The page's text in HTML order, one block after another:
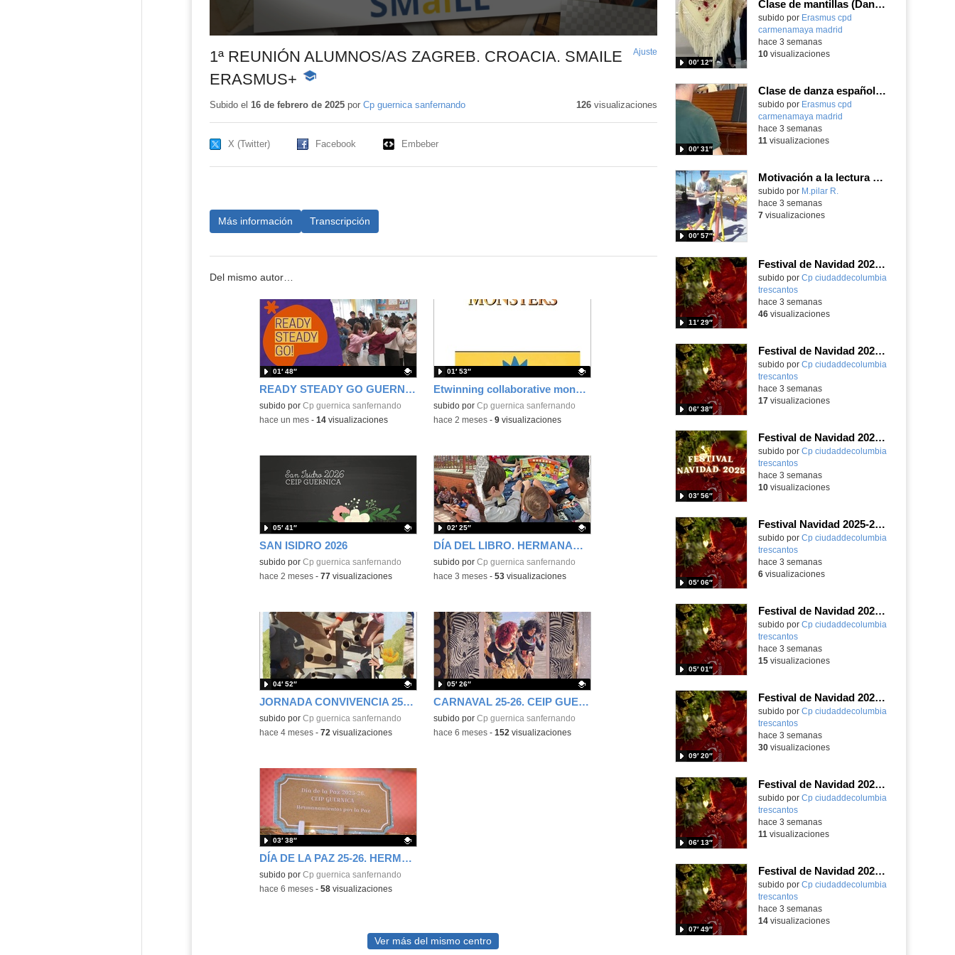
1ª REUNIÓN ALUMNOS/AS ZAGREB. CROACIA. SMAILE
ERASMUS+
-
educativo
Ajuste
pantalla
Subido el 16 de febrero de 2025por Cp guernica sanfernando 126visualizaciones
X (Twitter) Facebook Embeber
Más información Transcripción
Del mismo autor…
READY STEADY GO GUERNICA
Contenido educativo.
subido por Cp guernica sanfernando
01′ 48″
-hace un mes- 14visualizaciones
Etwinning collaborative monsters AI
Contenido educativo.
subido por Cp guernica sanfernando
01′ 53″
-hace 2 meses- 9visualizaciones
SAN ISIDRO 2026
Contenido educativo.
subido por Cp guernica sanfernando
05′ 41″
-hace 2 meses- 77 visualizaciones
DÍA DEL LIBRO. HERMANAMIENTOS
Contenido educativo.
subido por Cp guernica sanfernando
02′ 25″
-hace 3 meses- 53visualizaciones
JORNADA CONVIVENCIA 25-26. CEIP GUERNICA
Contenido educativo.
subido por Cp guernica sanfernando
04′ 52″
-hace 4 meses- 72 visualizaciones
CARNAVAL 25-26. CEIP GUERNICA
Contenido educativo.
subido por Cp guernica sanfernando
05′ 26″
-hace 6 meses- 152 visualizaciones
DÍA DE LA PAZ 25-26. HERMANAMIENTOS. CEIP GUERNICA
Contenido educativo.
subido por Cp guernica sanfernando
03′ 38″
-hace 6 meses- 58visualizaciones
Ver más del mismo centro
Clase de mantillas (Danza Española) en intercambio Erasmus+
Contenido educativo.
subido por Erasmus cpd
carmenamaya madrid
00′ 12″
hace 3 semanas
10visualizaciones
Clase de danza española en Riga Dance School Erasmus+
Contenido educativo.
subido por Erasmus cpd
carmenamaya madrid
00′ 31″
hace 3 semanas
11 visualizaciones
Motivación a la lectura Publidad realizada por alumnos
Contenido educativo.
subido por M.pilar R.
00′ 57″
hace 3 semanas
7visualizaciones
Festival de Navidad 2025-26 - 6º de Primaria
subido por Cp ciudaddecolumbia
trescantos
11′ 29″
-
hace 3 semanas
46visualizaciones
Festival de Navidad 2025-26 - 5º de Primaria
subido por Cp ciudaddecolumbia
trescantos
06′ 38″
-
hace 3 semanas
17visualizaciones
Festival de Navidad 2025-26 - 4ºB de Primaria
subido por Cp ciudaddecolumbia
trescantos
03′ 56″
-
hace 3 semanas
10visualizaciones
Festival Navidad 2025-26 - 4ºA de Primaria
subido por Cp ciudaddecolumbia
trescantos
05′ 06″
-
hace 3 semanas
6visualizaciones
Festival de Navidad 2025-26 - 3º de Primaria
subido por Cp ciudaddecolumbia
trescantos
05′ 01″
-
hace 3 semanas
15visualizaciones
Festival de Navidad 2025-26 - 2º de Primaria
subido por Cp ciudaddecolumbia
trescantos
09′ 20″
-
hace 3 semanas
30visualizaciones
Festival de Navidad 2025-26 - 1ºB Primaria
subido por Cp ciudaddecolumbia
trescantos
06′ 13″
-
hace 3 semanas
11 visualizaciones
Festival de Navidad 2025-26 - 1ºA de Primaria
subido por Cp ciudaddecolumbia
trescantos
07′ 49″
-
hace 3 semanas
14visualizaciones